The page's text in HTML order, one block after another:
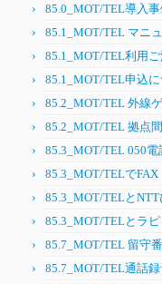
85.0_MOT/TEL導入事
85.1_MOT/TEL マニ
85.1_MOT/TEL利用
85.1_MOT/TEL申込
85.2_MOT/TEL 外線
85.2_MOT/TEL 拠点
85.3_MOT/TEL 050電
85.3_MOT/TELでFAX
85.3_MOT/TELと
85.3_MOT/TELとラ
85.7_MOT/TEL 留守
85.7_MOT/TEL通話